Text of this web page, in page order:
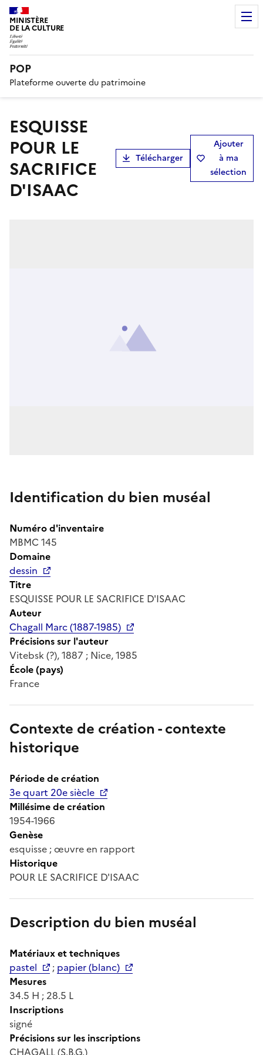
MINISTÈRE
DE LA CULTURE
POP
Plateforme ouverte du patrimoine
ESQUISSE
POUR LE
SACRIFICE
D'ISAAC
Télécharger
Ajouter
à ma
sélection
Identification du bien muséal
Numéro d'inventaire
MBMC 145
Domaine
dessin
Titre
ESQUISSE POUR LE SACRIFICE D'ISAAC
Auteur
Chagall Marc (1887-1985)
Précisions sur l'auteur
Vitebsk (?), 1887 ; Nice, 1985
École (pays)
France
Contexte de création - contexte
historique
Période de création
3e quart 20e siècle
Millésime de création
1954-1966
Genèse
esquisse ; œuvre en rapport
Historique
POUR LE SACRIFICE D'ISAAC
Description du bien muséal
Matériaux et techniques
pastel
; papier (blanc)
Mesures
34.5 H ; 28.5 L
Inscriptions
signé
Précisions sur les inscriptions
CHAGALL (S.B.G.)